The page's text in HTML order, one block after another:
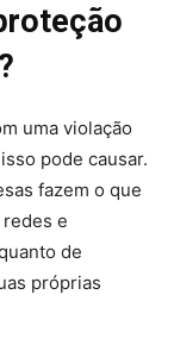
uma violação
pode causar.
fazem o que
e
de
próprias